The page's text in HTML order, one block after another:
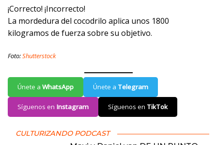
¡Correcto! ¡Incorrecto!
La mordedura del cocodrilo aplica unos 1800
kilogramos de fuerza sobre su objetivo.
Foto:Shutterstock
Únete a WhatsApp Únete a Telegram
Síguenos en Instagram Síguenos en TikTok
CULTURIZANDO PODCAST